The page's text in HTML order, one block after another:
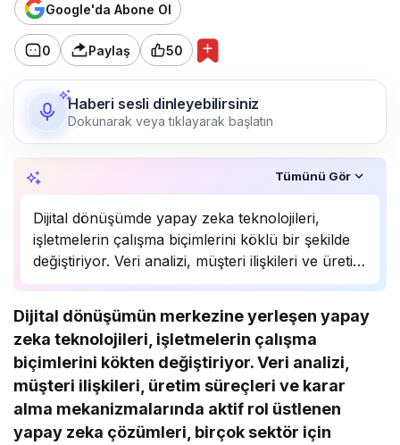
Google'da Abone Ol
0 Paylaş 50
Haberi sesli dinleyebilirsiniz
Dokunarak veya tıklayarak başlatın
Tümünü Gör
Dijital dönüşümde yapay zeka teknolojileri,
işletmelerin çalışma biçimlerini köklü bir şekilde
değiştiriyor. Veri analizi, müşteri ilişkileri ve üretim
süreçlerinde önemli bir rol oynayan yapay zeka,
Uzmanlar, bu teknolojinin önümüzdeki yıllarda
daha da yaygınlaşarak…
Dijital dönüşümün merkezine yerleşen yapay
zeka teknolojileri, işletmelerin çalışma
biçimlerini kökten değiştiriyor. Veri analizi,
müşteri ilişkileri, üretim süreçleri ve karar
alma mekanizmalarında aktif rol üstlenen
yapay zeka çözümleri, birçok sektör için